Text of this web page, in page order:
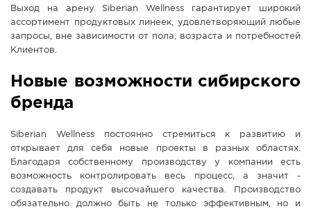
Выход на арену Siberian Wellness гарантирует широкий
ассортимент продуктовых линеек, удовлетворяющий любые
запросы, вне зависимости от пола, возраста и потребностей
Клиентов.
Новые возможности сибирского
бренда
Siberian Wellness постоянно стремиться к развитию и
открывает для себя новые проекты в разных областях.
Благодаря собственному производству у компании есть
возможность контролировать весь процесс, а значит -
создавать продукт высочайшего качества. Производство
обязательно должно быть не только эффективным, но и